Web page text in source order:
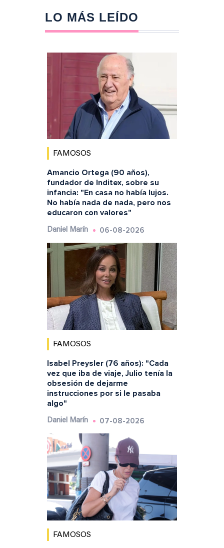
LO MÁS LEÍDO
FAMOSOS
Amancio Ortega (90 años),
fundador de Inditex, sobre su
infancia: "En casa no había lujos.
No había nada de nada, pero nos
educaron con valores"
Daniel Marín 06-08-2026
FAMOSOS
Isabel Preysler (76 años): "Cada
vez que iba de viaje, Julio tenía la
obsesión de dejarme
instrucciones por si le pasaba
algo"
Daniel Marín 07-08-2026
FAMOSOS